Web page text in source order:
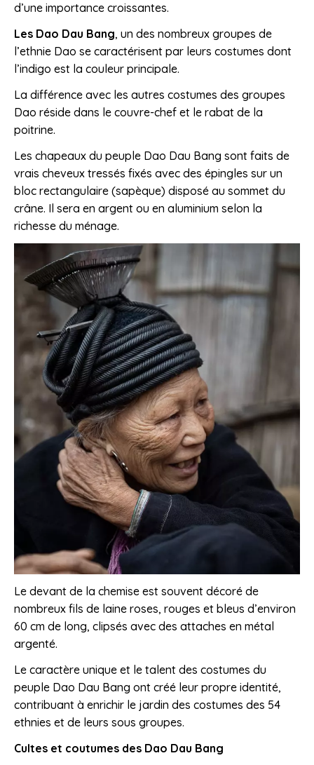
d’une importance croissantes.
Les Dao Dau Bang, un des nombreux groupes de
l’ethnie Dao se caractérisent par leurs costumes dont
l’indigo est la couleur principale.
La différence avec les autres costumes des groupes
Dao réside dans le couvre-chef et le rabat de la
poitrine.
Les chapeaux du peuple Dao Dau Bang sont faits de
vrais cheveux tressés fixés avec des épingles sur un
bloc rectangulaire (sapèque) disposé au sommet du
crâne. Il sera en argent ou en aluminium selon la
richesse du ménage.
Le devant de la chemise est souvent décoré de
nombreux fils de laine roses, rouges et bleus d’environ
60 cm de long, clipsés avec des attaches en métal
argenté.
Le caractère unique et le talent des costumes du
peuple Dao Dau Bang ont créé leur propre identité,
contribuant à enrichir le jardin des costumes des 54
ethnies et de leurs sous groupes.
Cultes et coutumes des Dao Dau Bang